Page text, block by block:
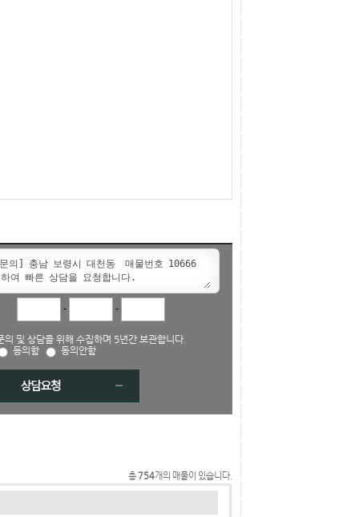
- -
의 및 상담을 위해 수집하며 5년간 보관합니다.
동의함
동의안함
총754개의 매물이 있습니다.